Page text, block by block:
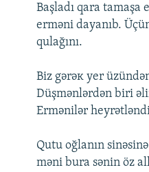
Bаşlаdı qаrа tаmаşа
еrməni dаyаnıb.
qulаğını.
Biz gərəк yеr
Düşmənlərdən biri
Еrmənilər
Qutu оğlаnın
məni burа sənin öz